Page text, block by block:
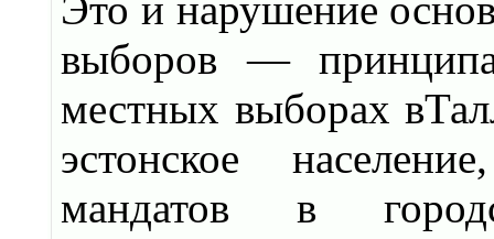
выборов —
местных выборах
эстонское
мандатов в